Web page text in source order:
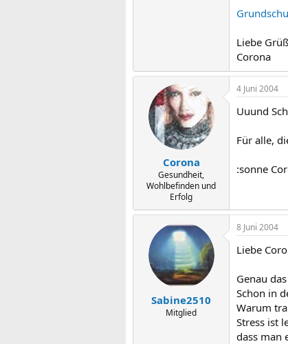
Liebe
Corona
Corona
Gesundheit,
Wohlbefinden und
Erfolg
4 Juni 2004
Uuund
Für alle,
:sonne
Sabine2510
Mitglied
8 Juni 2004
Liebe
Genau
Schon in
Warum
Stress ist
dass man